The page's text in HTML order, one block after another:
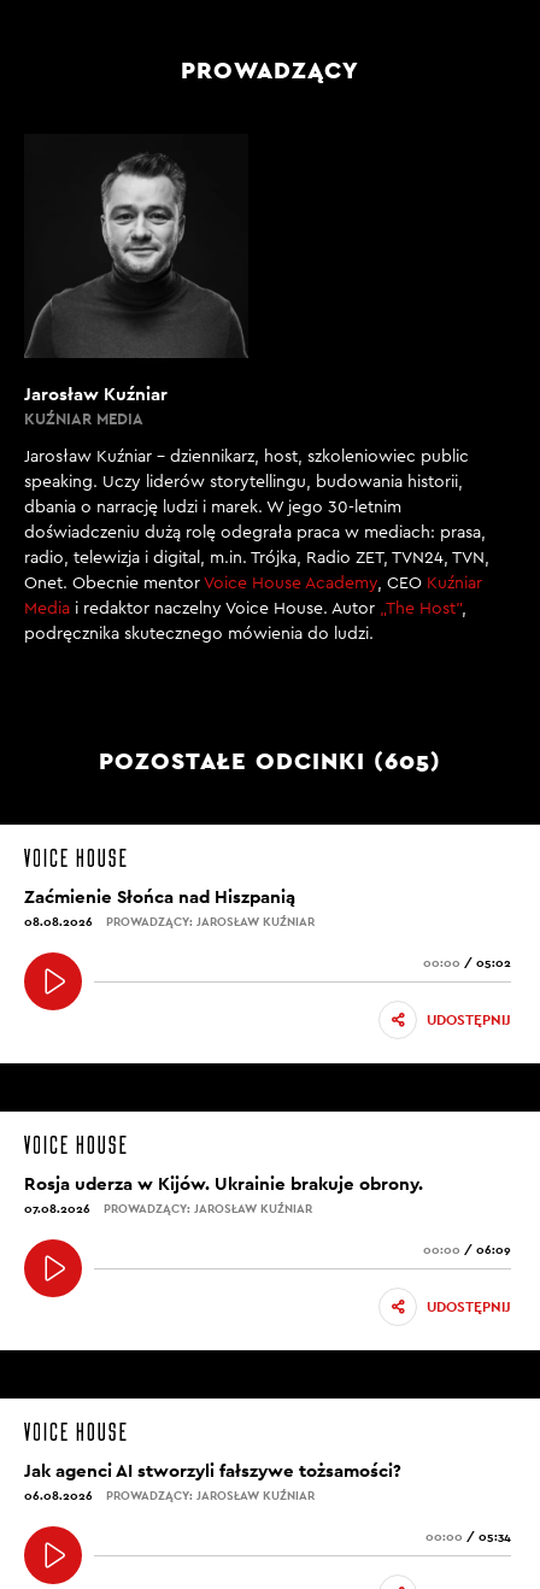
PROWADZĄCY
Jarosław Kuźniar
KUŹNIAR MEDIA
Jarosław Kuźniar – dziennikarz, host, szkoleniowiec public
speaking. Uczy liderów storytellingu, budowania historii,
dbania o narrację ludzi i marek. W jego 30-letnim
doświadczeniu dużą rolę odegrała praca w mediach: prasa,
radio, telewizja i digital, m.in. Trójka, Radio ZET, TVN24, TVN,
Onet. Obecnie mentor Voice House Academy, CEO Kuźniar
Media i redaktor naczelny Voice House. Autor „The Host”,
podręcznika skutecznego mówienia do ludzi.
POZOSTAŁE ODCINKI (605)
Zaćmienie Słońca nad Hiszpanią
08.08.2026 PROWADZĄCY: JAROSŁAW KUŹNIAR
00:00 / 05:02
UDOSTĘPNIJ
Rosja uderza w Kijów. Ukrainie brakuje obrony.
07.08.2026 PROWADZĄCY: JAROSŁAW KUŹNIAR
00:00 / 06:09
UDOSTĘPNIJ
Jak agenci AI stworzyli fałszywe tożsamości?
06.08.2026 PROWADZĄCY: JAROSŁAW KUŹNIAR
00:00 / 05:34